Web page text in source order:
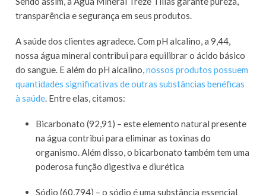
transparência e segurança em seus produtos.
A saúde dos clientes agradece. Com pH alcalino, a 9,44,
nossa água mineral contribui para equilibrar o ácido básico
do sangue. E além do pH alcalino,nossos produtos possuem
quantidades significativas de outras substâncias benéficas
à saúde. Entre elas, citamos:
Bicarbonato (92,91) – este elemento natural presente
na água contribui para eliminar as toxinas do
organismo. Além disso, o bicarbonato também tem uma
poderosa função digestiva e diurética
Sódio (60,794) – o sódio é uma substância essencial